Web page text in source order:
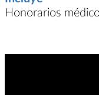
Honorarios